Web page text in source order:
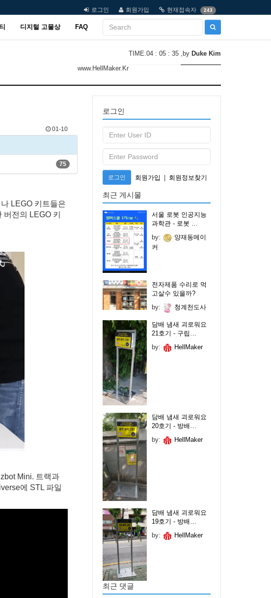
로그인 회원가입 현재접속자 243
디지털 고물상 FAQ
TIME.04 : 05 : 35 ,by Duke Kim
www.HellMaker.Kr
01-10
75
LEGO 키트들은
전의 LEGO 키
Mini. 트랙과
에 STL 파일
로그인
로그인 회원가입 회원정보찾기
최근 게시물
서울 로봇 인공지능
과학관 - 로봇 …
by:
양재동메이
커
전자제품 수리로 먹
고살수 있을까?
by:
청계천도사
담배 냄새 괴로워요
21호기 - 구립…
by:
HellMaker
담배 냄새 괴로워요
20호기 - 방배…
by:
HellMaker
담배 냄새 괴로워요
19호기 - 방배…
by:
HellMaker
최근 댓글